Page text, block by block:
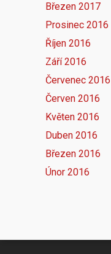
Březen 2017
Prosinec 2016
Říjen 2016
Září 2016
Červenec 2016
Červen 2016
Květen 2016
Duben 2016
Březen 2016
Únor 2016